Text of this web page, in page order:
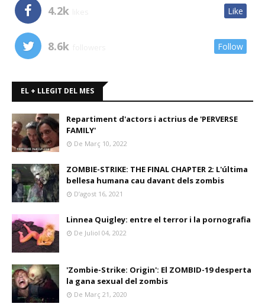
4.2k Like
8.6k Follow
EL + LLEGIT DEL MES
Repartiment d'actors i actrius de 'PERVERSE
FAMILY'
De Març 10, 2022
ZOMBIE-STRIKE: THE FINAL CHAPTER 2: L'última
bellesa humana cau davant dels zombis
D’agost 16, 2021
Linnea Quigley: entre el terror i la pornografia
De Juliol 04, 2022
'Zombie-Strike: Origin': El ZOMBID-19 desperta
la gana sexual del zombis
De Març 21, 2020